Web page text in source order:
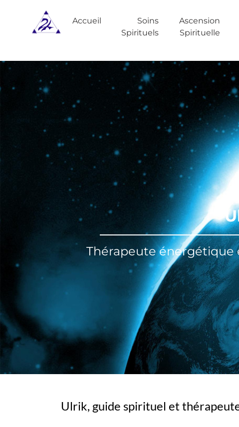
Accueil
Soins
Spirituels
Ascension
Spirituelle
Thérapeute énergétique
Ulrik, guide spirituel et